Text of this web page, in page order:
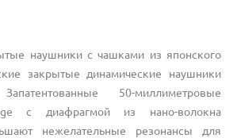
наушники с чашками из японского
закрытые динамические наушники
50-миллиметровые
с диафрагмой из нано-волокна
нежелательные резонансы для